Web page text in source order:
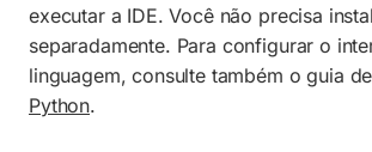
executar a IDE. Você não precisa
separadamente. Para configurar o
linguagem, consulte também o guia
Python.